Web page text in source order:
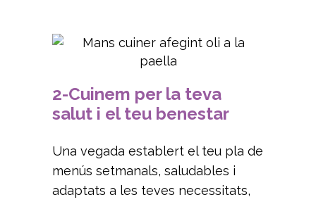
2-Cuinem per la teva
salut i el teu benestar
Una vegada establert el teu pla de
menús setmanals, saludables i
adaptats a les teves necessitats,